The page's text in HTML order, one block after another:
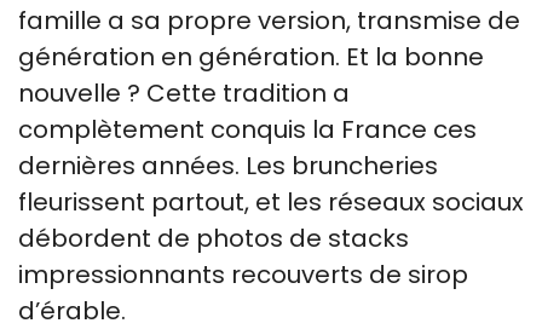
famille a sa propre version, transmise de
génération en génération. Et la bonne
nouvelle ? Cette tradition a
complètement conquis la France ces
dernières années. Les bruncheries
fleurissent partout, et les réseaux sociaux
débordent de photos de stacks
impressionnants recouverts de sirop
d’érable.